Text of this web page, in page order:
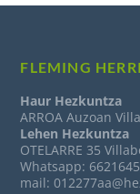
FLEMING
Haur Hezkuntza
ARROA Auzoan
Lehen Hezkuntza
OTELARRE 35
Whatsapp:
mail: